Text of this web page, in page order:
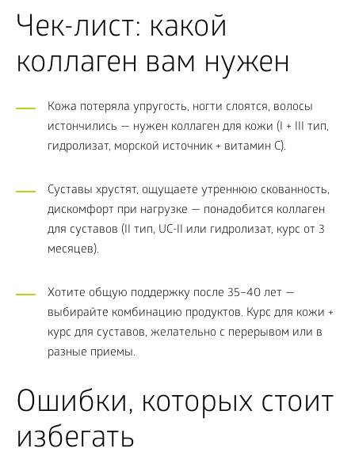
Чек-лист: какой
коллаген вам нужен
Кожа потеряла упругость, ногти слоятся, волосы
истончились — нужен коллаген для кожи (I + III тип,
гидролизат, морской источник + витамин C).
Суставы хрустят, ощущаете утреннюю скованность,
дискомфорт при нагрузке — понадобится коллаген
для суставов (II тип, UC-II или гидролизат, курс от 3
месяцев).
Хотите общую поддержку после 35–40 лет —
выбирайте комбинацию продуктов. Курс для кожи +
курс для суставов, желательно с перерывом или в
разные приемы.
Ошибки, которых стоит
избегать